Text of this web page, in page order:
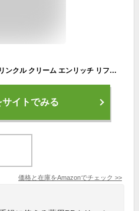
【Amazon.co.jp限定】薬 用 BB リンクル クリーム エンリッチ リフト セット［ BB クリーム ファンデーション ］紫外線 高保湿 敏感 シワ しわ改善ファンデーション ナイアシンアミド プレゼント 人気ランキング ギフト メンズ スキンケア メンズコスメ ドクターシーラボ しわ取りクリーム シワ改善 シワ改善クリーム bbクリーム
サイトでみる
価格と在庫をAmazonでチェック >>